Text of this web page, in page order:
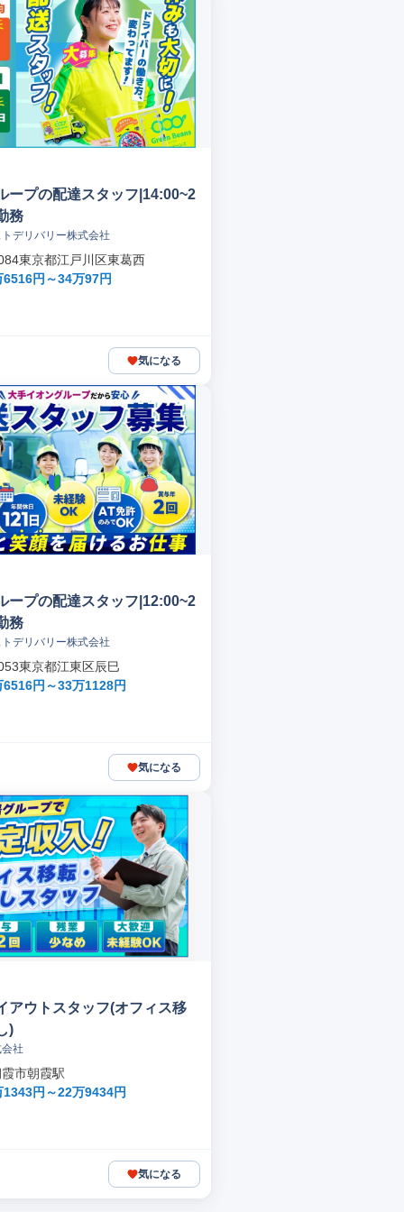
ープの配達スタッフ|14:00~2
務
デリバリー株式会社
東京都江戸川区東葛西
円～34万97円
気になる
ープの配達スタッフ|12:00~2
務
デリバリー株式会社
東京都江東区辰巳
6516円～33万1128円
気になる
アウトスタッフ(オフィス移
)
社
市朝霞駅
1343円～22万9434円
気になる